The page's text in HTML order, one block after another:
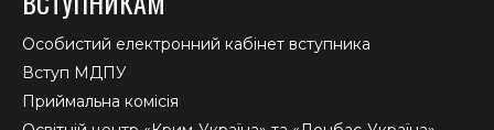
Особистий електронний кабінет вступника
Вступ МДПУ
Приймальна комісія